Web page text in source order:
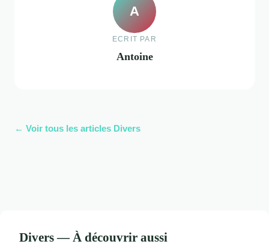
A
ECRIT PAR
Antoine
← Voir tous les articles Divers
Divers — À découvrir aussi